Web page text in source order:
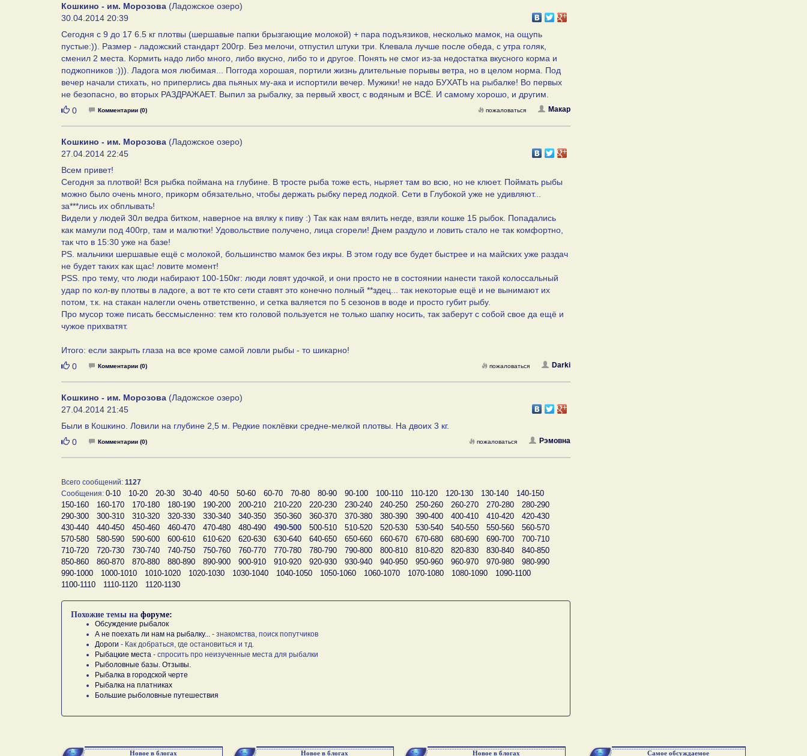
Кошкино - им. Морозова (Ладожское озеро)
30.04.2014 20:39
Сегодня с 9 до 17 6.5 кг плотвы (шершавые папки брызгающие молокой) + пара подъязиков, несколько мамок, на ощупь
пустые:)). Размер - ладожский стандарт 200гр. Без мелочи, отпустил штуки три. Клевала лучше после обеда, с утра голяк,
сменил 2 места. Кормить надо либо много, либо вкусно, либо то и другое. Понять не смог из-за недостатка вкусного корма и
поджопников :))). Ладога моя любимая... Поггода хорошая, портили жизнь длительные порывы ветра, но в целом норма. Под
вечер начали стихать, но приперлись два пьяных му-ака и испортили вечер. Мужики! не надо БУХАТЬ на рыбалке! Во первых
не безопасно, во вторых РАЗДРАЖАЕТ. Выпил за рыбалку, за первый хвост, с водяным и ВСЁ. И самому хорошо, и другим.
Нравится
0 Комментарии (0) Макар
пожаловаться
Кошкино - им. Морозова (Ладожское озеро)
27.04.2014 22:45
Всем привет!
Сегодня за плотвой! Вся рыбка поймана на глубине. В тросте рыба тоже есть, ныряет там во всю, но не клюет. Поймать рыбы
можно было очень много, прикорм обязательно, чтобы держать рыбку перед лодкой. Сети в Глубокой уже не удивляют...
за***лись их обплывать!
Видели у людей 30л ведра битком, наверное на вялку к пиву :) Так как нам вялить негде, взяли кошке 15 рыбок. Попадались
как мамули под 400гр, там и малютки! Удовольствие получено, лица сгорели! Днем раздуло и ловить стало не так комфортно,
так что в 15:30 уже на базе!
PS. мальчики шершавые ещё с молокой, большинство мамок без икры. В этом году все будет быстрее и на майских уже раздач
не будет таких как щас! ловите момент!
PSS. про тему, что люди набирают 100-150кг: люди ловят удочкой, и они просто не в состоянии нанести такой колоссальный
удар по кол-ву плотвы в ладоге, а вот те кто сети ставят это конечно полный **здец... так некоторые ещё и не вынимают их
потом, т.к. на стакан налегли очень ответственно, и сетка валяется по 5 сезонов в воде и просто губит рыбу.
Про мусор тоже писать бессмысленно: тем кто головой пользуется не только шапку носить, так заберут с собой свое да ещё и
чужое прихватят.
Итого: если закрыть глаза на все кроме самой ловли рыбы - то шикарно!
Нравится
0 Комментарии (0) Darki
пожаловаться
Кошкино - им. Морозова (Ладожское озеро)
27.04.2014 21:45
Были в Кошкино. Ловили на глубине 2,5 м. Редкие поклёвки средне-мелкой плотвы. На двоих 3 кг.
Нравится
0 Комментарии (0) Рэмовна
пожаловаться
Всего сообщений: 1127
Сообщения: 0-10 10-20 20-30 30-40 40-50 50-60 60-70 70-80 80-90 90-100 100-110 110-120 120-130 130-140
140-150
150-160
160-170 170-180 180-190 190-200 200-210 210-220 220-230 230-240 240-250 250-260 260-270 270-280
280-290
290-300
300-310 310-320 320-330 330-340 340-350 350-360 360-370 370-380 380-390 390-400 400-410 410-420
420-430
430-440
440-450 450-460 460-470 470-480 480-490 490-500 500-510 510-520 520-530 530-540 540-550 550-560
560-570
570-580
580-590 590-600 600-610 610-620 620-630 630-640 640-650 650-660 660-670 670-680 680-690 690-700
700-710
710-720
720-730 730-740 740-750 750-760 760-770 770-780 780-790 790-800 800-810 810-820 820-830 830-840
840-850
850-860
860-870 870-880 880-890 890-900 900-910 910-920 920-930 930-940 940-950 950-960 960-970 970-980
980-990
990-1000
1000-1010 1010-1020 1020-1030 1030-1040 1040-1050 1050-1060 1060-1070 1070-1080 1080-1090
1090-1100
1100-1110
1110-1120 1120-1130
Похожие темы на форуме:
Обсуждение рыбалок
А не поехать ли нам на рыбалку... - знакомства, поиск попутчиков
Дороги - Как добраться, где остановиться и тд.
Рыбацкие места - спросить про неизученные места для рыбалки
Рыболовные базы. Отзывы.
Рыбалка в городской черте
Рыбалка на платниках
Большие рыболовные путешествия
Новое в блогах Новое в блогах Новое в блогах Самое обсуждаемое